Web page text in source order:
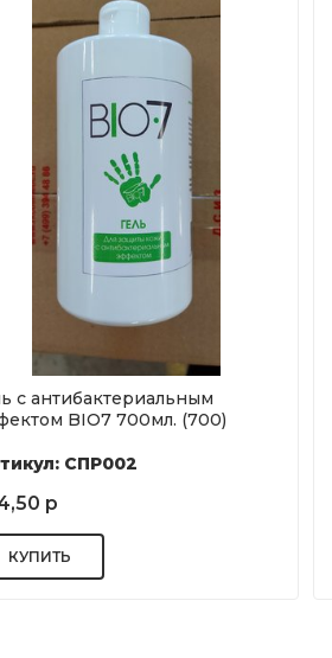
с антибактериальным
BIO7 700мл. (700)
СПР002
р